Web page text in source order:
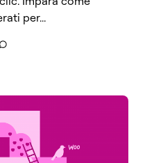
per...